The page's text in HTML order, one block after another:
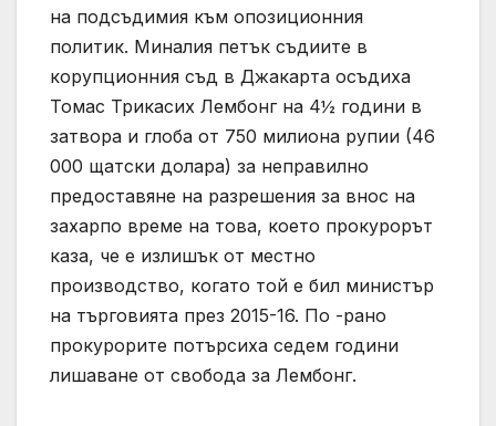
на подсъдимия към опозиционния
политик. Миналия петък съдиите в
корупционния съд в Джакарта осъдиха
Томас Трикасих Лембонг на 4½ години в
затвора и глоба от 750 милиона рупии (46
000 щатски долара) за неправилно
предоставяне на разрешения за внос на
захарпо време на това, което прокурорът
каза, че е излишък от местно
производство, когато той е бил министър
на търговията през 2015-16. По -рано
прокурорите потърсиха седем години
лишаване от свобода за Лембонг.